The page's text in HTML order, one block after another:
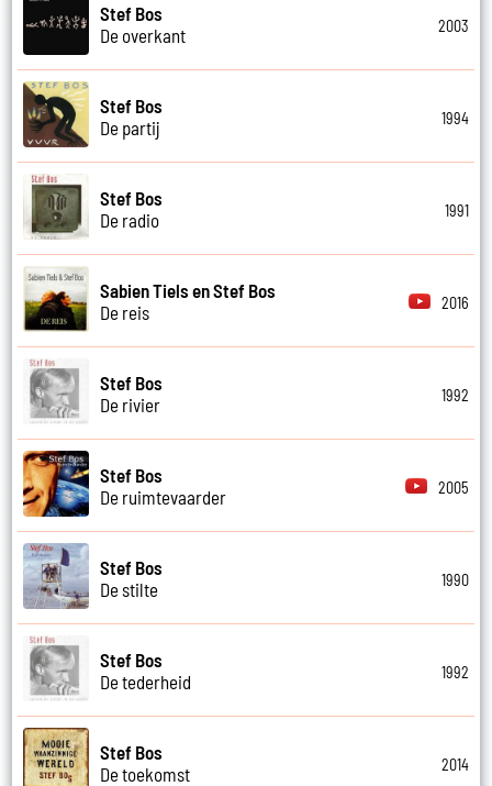
Stef Bos
De overkant
2003
Stef Bos
De partij
1994
Stef Bos
De radio
1991
Sabien Tiels en Stef Bos
De reis
2016
Stef Bos
De rivier
1992
Stef Bos
De ruimtevaarder
2005
Stef Bos
De stilte
1990
Stef Bos
De tederheid
1992
Stef Bos
De toekomst
2014